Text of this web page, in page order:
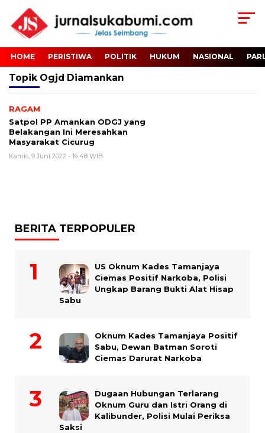
HOME PERISTIWA POLITIK HUKUM NASIONAL
Topik Ogjd Diamankan
RAGAM
Satpol PP Amankan ODGJ yang
Belakangan Ini Meresahkan
Masyarakat Cicurug
Kamis, 9 Juni 2022 - 16:48 WIB
BERITA TERPOPULER
US Oknum Kades Tamanjaya
Ciemas Positif Narkoba, Polisi
Ungkap Barang Bukti Alat Hisap
Sabu
Oknum Kades Tamanjaya Positif
Sabu, Dewan Batman Soroti
Ciemas Darurat Narkoba
Dugaan Hubungan Terlarang
Oknum Guru dan Istri Orang di
Kalibunder, Polisi Mulai Periksa
Saksi